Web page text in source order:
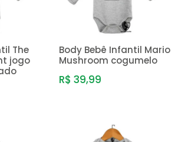
The
jogo
Body Bebê Infantil Mario
Mushroom cogumelo
R$ 39,99